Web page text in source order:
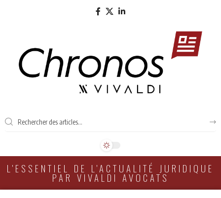
L'ESSENTIEL DE L'ACTUALITÉ JURIDIQUE
PAR VIVALDI AVOCATS